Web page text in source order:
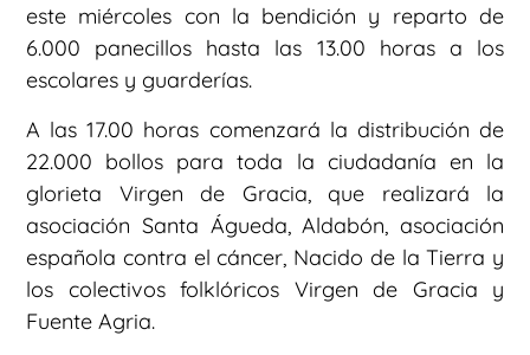
este miércoles con la bendición y reparto de
6.000 panecillos hasta las 13.00 horas a los
escolares y guarderías.
A las 17.00 horas comenzará la distribución de
22.000 bollos para toda la ciudadanía en la
glorieta Virgen de Gracia, que realizará la
asociación Santa Águeda, Aldabón, asociación
española contra el cáncer, Nacido de la Tierra y
los colectivos folklóricos Virgen de Gracia y
Fuente Agria.